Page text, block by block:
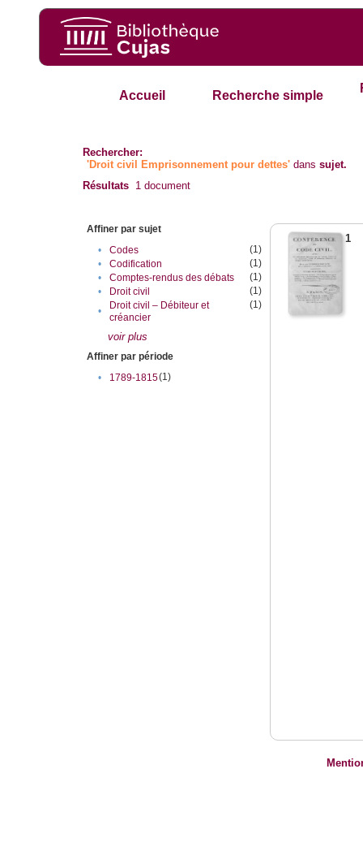
Accueil Recherche simple
Rechercher:
'Droit civil Emprisonnement pour dettes' danssujet.
Résultats 1 document
Affiner par sujet
•
Codes
(1)
•
Codification
(1)
•
Comptes-rendus des débats
(1)
•
Droit civil
(1)
•
Droit civil – Débiteur et
créancier
(1)
voir plus
Affiner par période
•
1789-1815(1)
1